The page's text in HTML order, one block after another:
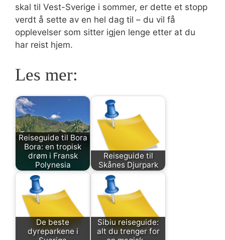
skal til Vest-Sverige i sommer, er dette et stopp
verdt å sette av en hel dag til – du vil få
opplevelser som sitter igjen lenge etter at du
har reist hjem.
Les mer:
Reiseguide til Bora
Bora: en tropisk
drøm i Fransk
Polynesia
Reiseguide til
Skånes Djurpark
De beste
dyreparkene i
Sibiu reiseguide:
alt du trenger for